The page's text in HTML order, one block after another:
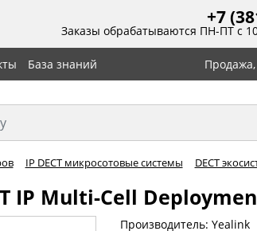
+7
Заказы обрабатываются ПН-ПТ с
База знаний
IP DECT микросотовые системы DECT
IP Multi-Cell
Производитель: Yealink